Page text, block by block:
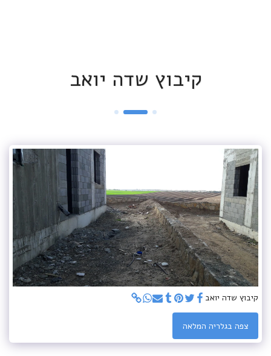
קיבוץ שדה יואב
קיבוץ שדה יואב
צפה בגלריה המלאה